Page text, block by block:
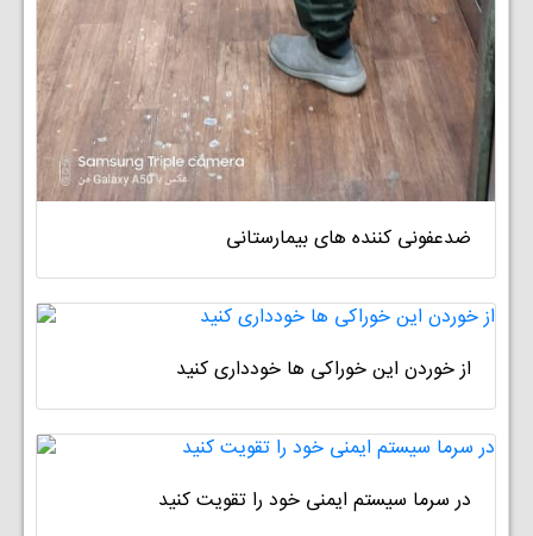
ضدعفونی کننده های بیمارستانی
از خوردن این خوراکی ها خودداری کنید
در سرما سیستم ایمنی خود را تقویت کنید